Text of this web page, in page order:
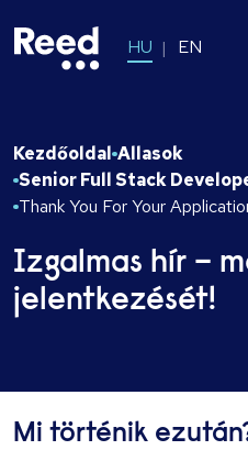
HU EN
Kezdőoldal Allasok
Senior Full Stack
Thank You For Your
Izgalmas hír –
jelentkezését!
Mi történik